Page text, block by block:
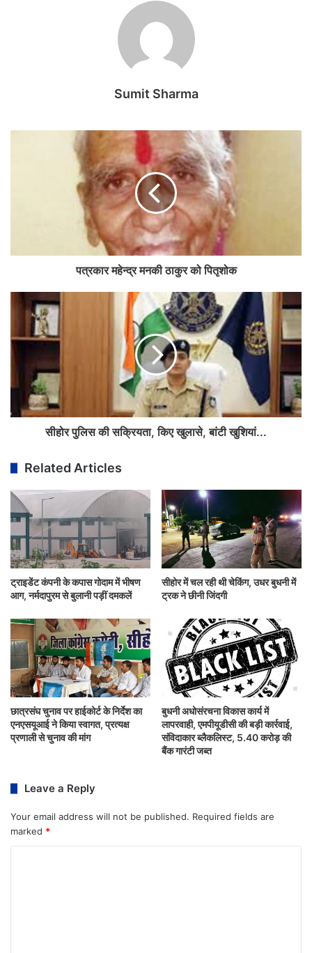
Sumit Sharma
पत्रकार महेन्द्र मनकी ठाकुर को पितृशोक
सीहोर पुलिस की सक्रियता, किए खुलासे, बांटी खुशियां...
Related Articles
ट्राइडेंट कंपनी के कपास गोदाम में भीषण
आग, नर्मदापुरम से बुलानी पड़ीं दमकलें
सीहोर में चल रही थी चेकिंग, उधर बुधनी में
ट्रक ने छीनी जिंदगी
छात्रसंघ चुनाव पर हाईकोर्ट के निर्देश का
एनएसयूआई ने किया स्वागत, प्रत्यक्ष
प्रणाली से चुनाव की मांग
बुधनी अधोसंरचना विकास कार्य में
लापरवाही, एमपीयूडीसी की बड़ी कार्रवाई,
संविदाकार ब्लैकलिस्ट, 5.40 करोड़ की
बैंक गारंटी जब्त
Leave a Reply
Your email address will not be published. Required fields are
marked *